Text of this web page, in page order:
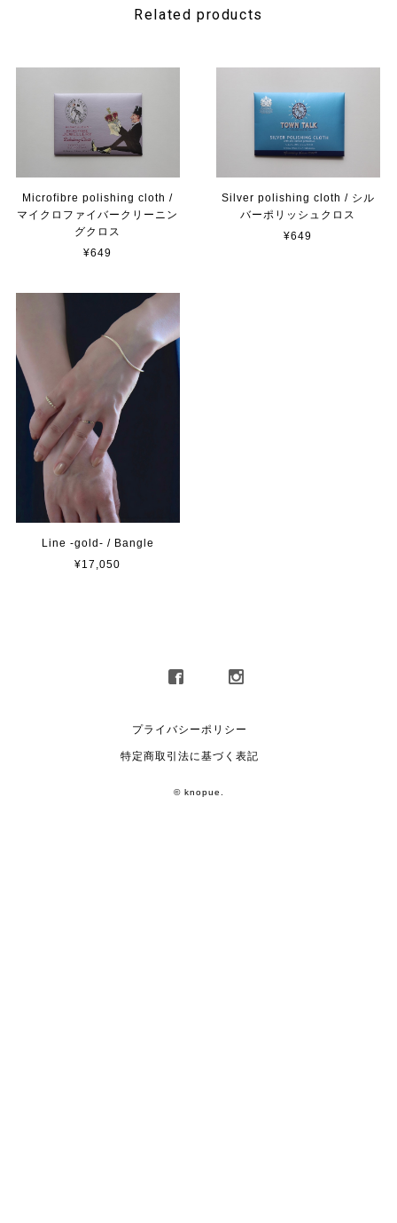
Related products
Microfibre polishing cloth /
マイクロファイバークリーニン
グクロス
¥649
Silver polishing cloth / シル
バーポリッシュクロス
¥649
Line -gold- / Bangle
¥17,050
プライバシーポリシー
特定商取引法に基づく表記
© knopue.